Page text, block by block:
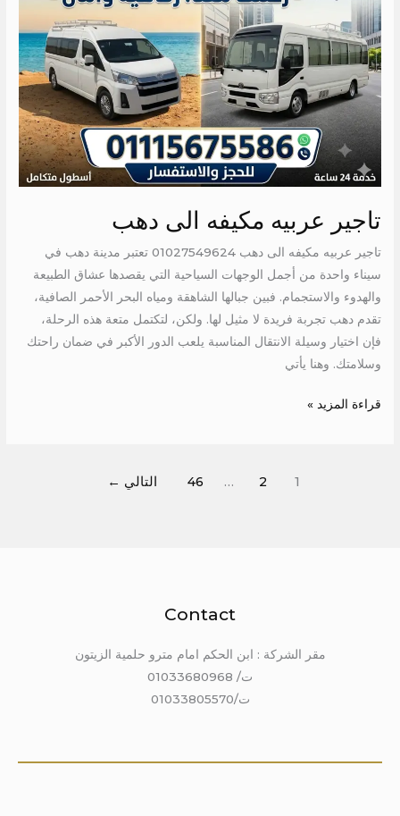
تاجير عربيه مكيفه الى دهب
تاجير عربيه مكيفه الى دهب 01027549624 تعتبر مدينة دهب في
سيناء واحدة من أجمل الوجهات السياحية التي يقصدها عشاق الطبيعة
والهدوء والاستجمام. فبين جبالها الشاهقة ومياه البحر الأحمر الصافية،
تقدم دهب تجربة فريدة لا مثيل لها. ولكن، لتكتمل متعة هذه الرحلة،
فإن اختيار وسيلة الانتقال المناسبة يلعب الدور الأكبر في ضمان راحتك
وسلامتك. وهنا يأتي
دهب
قراءة المزيد »
1
2
…
46 التالي ←
Contact
مقر الشركة : ابن الحكم امام مترو حلمية الزيتون
ت/ 01033680968
ت/01033805570